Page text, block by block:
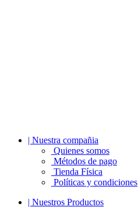
| Nuestra compañia
Quienes somos
Métodos de pago
Tienda Física
Políticas y condiciones
| Nuestros Productos